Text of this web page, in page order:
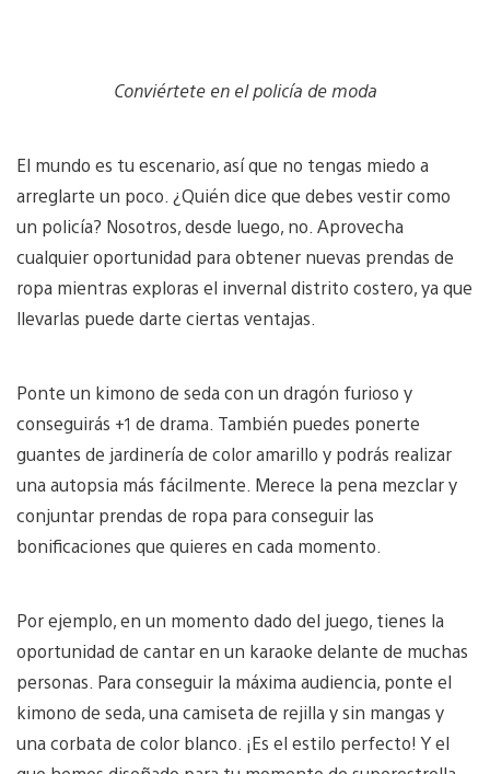
Conviértete en el policía de moda
El mundo es tu escenario, así que no tengas miedo a
arreglarte un poco. ¿Quién dice que debes vestir como
un policía? Nosotros, desde luego, no. Aprovecha
cualquier oportunidad para obtener nuevas prendas de
ropa mientras exploras el invernal distrito costero, ya que
llevarlas puede darte ciertas ventajas.
Ponte un kimono de seda con un dragón furioso y
conseguirás +1 de drama. También puedes ponerte
guantes de jardinería de color amarillo y podrás realizar
una autopsia más fácilmente. Merece la pena mezclar y
conjuntar prendas de ropa para conseguir las
bonificaciones que quieres en cada momento.
Por ejemplo, en un momento dado del juego, tienes la
oportunidad de cantar en un karaoke delante de muchas
personas. Para conseguir la máxima audiencia, ponte el
kimono de seda, una camiseta de rejilla y sin mangas y
una corbata de color blanco. ¡Es el estilo perfecto! Y el